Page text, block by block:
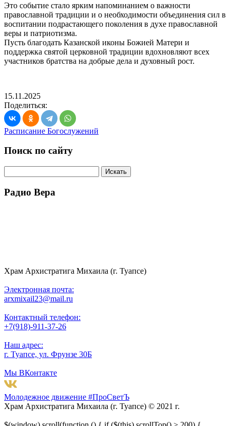
Это событие стало ярким напоминанием о важности
православной традиции и о необходимости объединения сил в
воспитании подрастающего поколения в духе православной
веры и патриотизма.
Пусть благодать Казанской иконы Божией Матери и
поддержка святой церковной традиции вдохновляют всех
участников братства на добрые дела и духовный рост.
15.11.2025
Поделиться:
Расписание Богослужений
Поиск по сайту
Радио Вера
Храм Архистратига Михаила (г. Туапсе)
Электронная почта:
arxmixail23@mail.ru
Контактный телефон:
+7(918)-911-37-26
Наш адрес:
г. Туапсе, ул. Фрунзе 30Б
Мы ВКонтакте
Молодежное движение #ПроСветЪ
Храм Архистратига Михаила (г. Туапсе) © 2021 г.